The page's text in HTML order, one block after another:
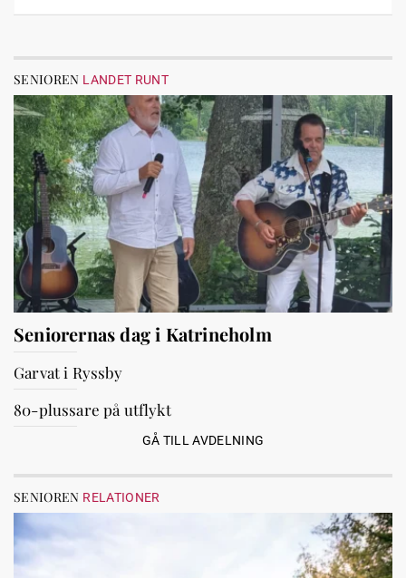
SENIOREN LANDET RUNT
Seniorernas dag i Katrineholm
Garvat i Ryssby
80-plussare på utflykt
GÅ TILL AVDELNING
SENIOREN RELATIONER